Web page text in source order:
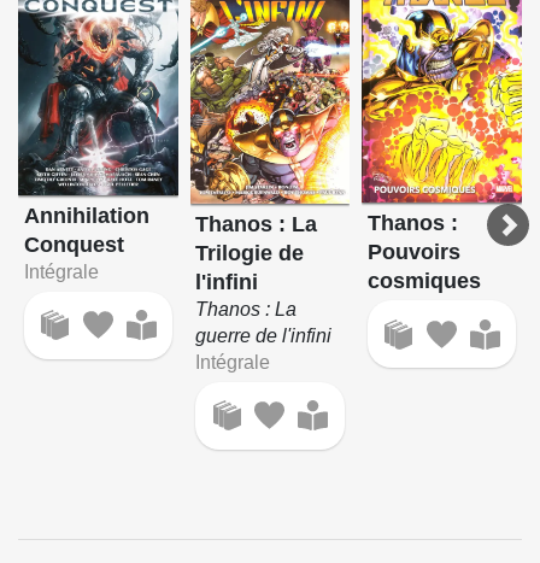
Annihilation
Conquest
Intégrale
Thanos : La
Trilogie de
l'infini
Thanos : La
guerre de l'infini
Intégrale
Thanos :
Pouvoirs
cosmiques